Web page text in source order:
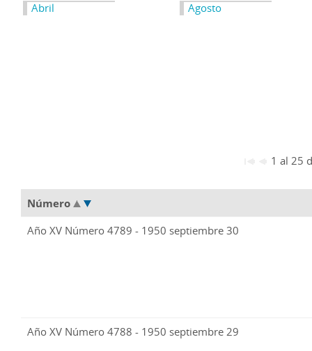
Abril
Agosto
1 al 25
Número
Año XV Número 4789 - 1950 septiembre 30
Año XV Número 4788 - 1950 septiembre 29